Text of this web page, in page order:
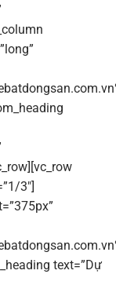
3″]
text=”Dự